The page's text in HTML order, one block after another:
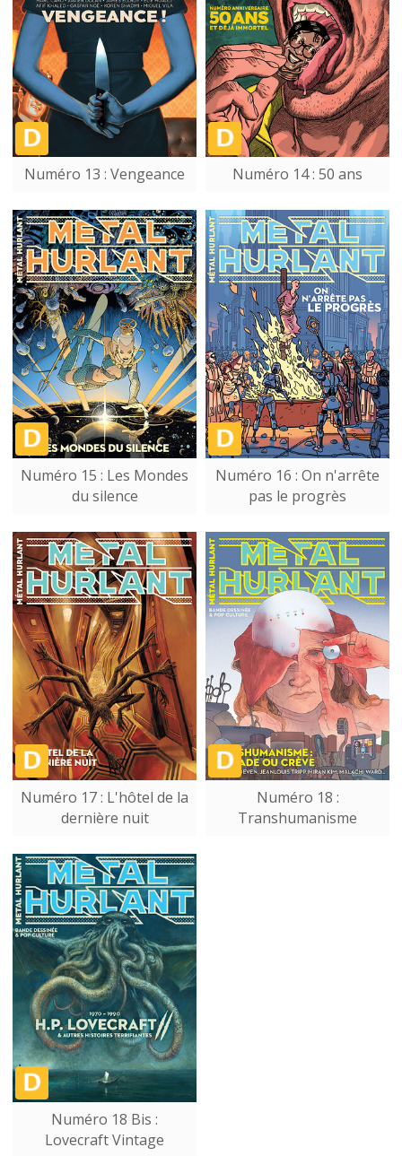
Numéro 13 : Vengeance Numéro 14 : 50 ans
Numéro 15 : Les Mondes
du silence
Numéro 16 : On n'arrête
pas le progrès
Numéro 17 : L'hôtel de la
dernière nuit
Numéro 18 :
Transhumanisme
Numéro 18 Bis :
Lovecraft Vintage